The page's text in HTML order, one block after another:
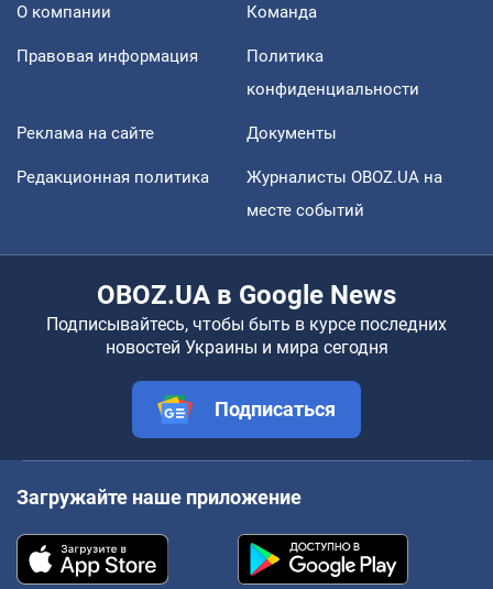
О компании Команда
Правовая информация
Политика
конфиденциальности
Реклама на сайте Документы
Редакционная политика
Журналисты OBOZ.UA на
месте событий
OBOZ.UA в Google News
Подписывайтесь, чтобы быть в курсе последних
новостей Украины и мира сегодня
Подписаться
Загружайте наше приложение